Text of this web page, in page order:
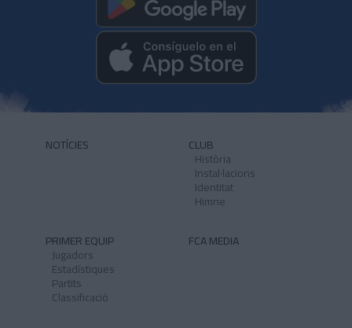
NOTÍCIES CLUB
Història
Instal·lacions
Identitat
Himne
PRIMER EQUIP
Jugadors
Estadístiques
Partits
Classificació
FCA MEDIA